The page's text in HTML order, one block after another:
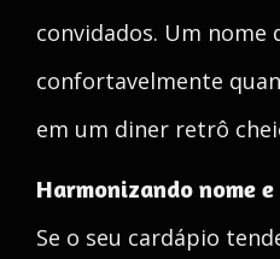
convidados. Um nome
confortavelmente
em um diner retrô
Harmonizando nome
Se o seu cardápio